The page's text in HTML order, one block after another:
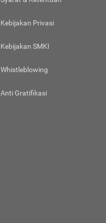
Kebijakan Privasi
Kebijakan SMKI
Whistleblowing
Anti Gratifikasi